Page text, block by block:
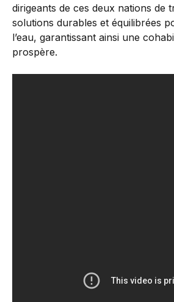
dirigeants de ces deux nations de
solutions durables et équilibrées
l’eau, garantissant ainsi une
prospère.